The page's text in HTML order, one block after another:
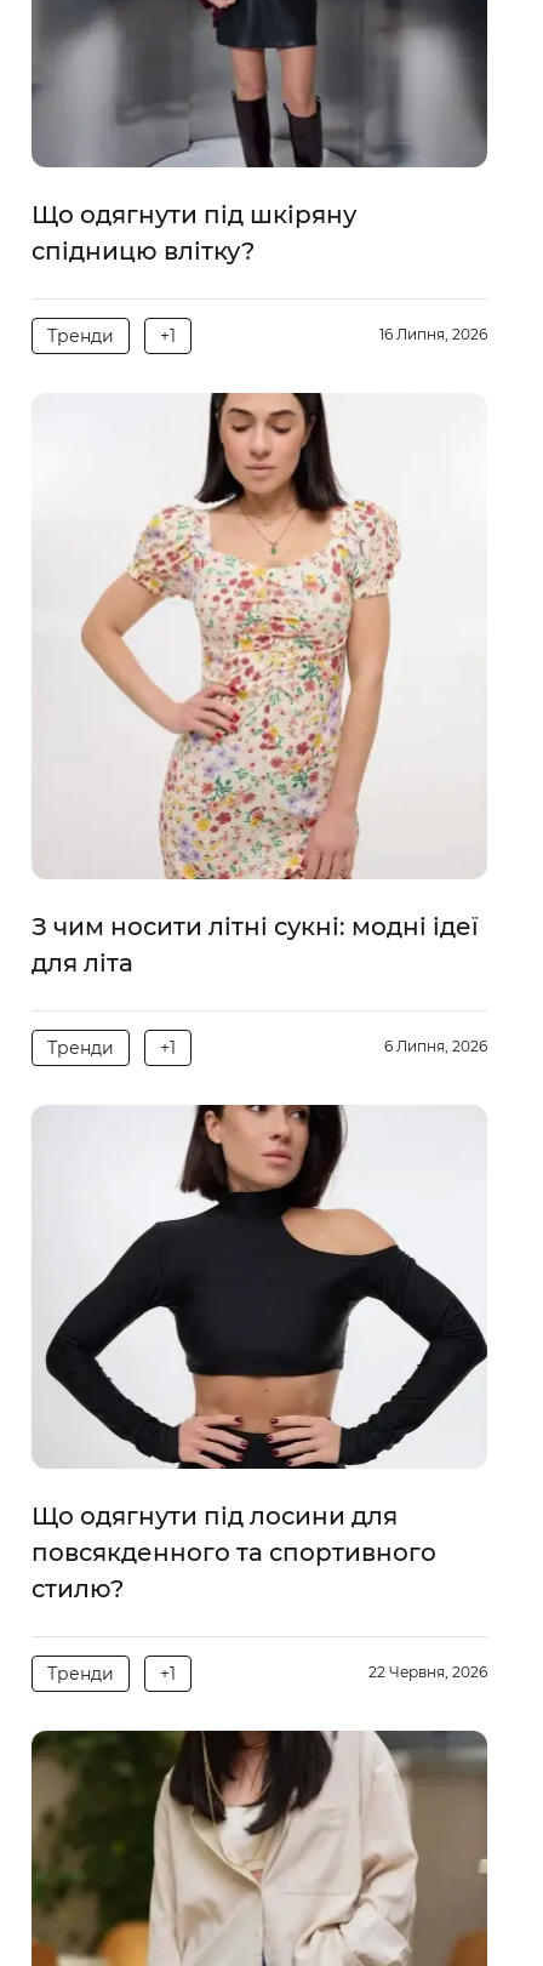
Що одягнути під шкіряну
спідницю влітку?
Тренди +1 16 Липня, 2026
З чим носити літні сукні: модні ідеї
для літа
Тренди +1 6 Липня, 2026
Що одягнути під лосини для
повсякденного та спортивного
стилю?
Тренди +1 22 Червня, 2026